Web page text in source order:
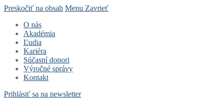
Preskočiť na obsah Menu Zavrieť
O nás
Akadémia
Ľudia
Kariéra
Súčasní donori
Výročné správy
Kontakt
Prihlásiť sa na newsletter